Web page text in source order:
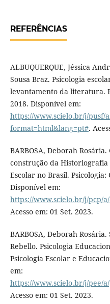
REFERÊNCIAS
ALBUQUERQUE, Jéssica
Sousa Braz. Psicologia
levantamento da literatura.
2018. Disponível em:
https://www.scielo.br/j/pusf/
format=html&lang=pt#.
BARBOSA, Deborah
construção da Historiografia
Escolar no Brasil. Psicologia:
Disponível em:
https://www.scielo.br/j/pcp/
Acesso em: 01 Set. 2023.
BARBOSA, Deborah
Rebello. Psicologia
Psicologia Escolar e
em:
https://www.scielo.br/j/pee/a/
Acesso em: 01 Set. 2023.